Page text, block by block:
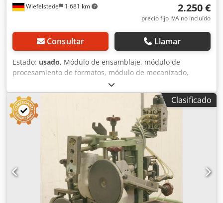
Wiefelstede 1.681 km 2.250 €
precio fijo IVA no incluído
Consultar Llamar
Estado: usado, Módulo de ensamblaje, módulo de
procesamiento de formatos, módulo de mecanizado,
módulo de fresado, módulo de fresado de formas, módulo
de fresado de ensamblaje, módulo de corte, perfilador de
doble extremo, máquina de procesamiento de cantos,
motor de ranurado, motor de mecanizado, motor de
fresado para máquina de procesamiento de cantos -
Módulo de fresado HOMAG: para el procesamiento de
formatos -con guía de cola de milano reforzada -1 motor
Perske -con eje largo -Tipo de motor: KNS 70.12-2DF -
Potencia: 5,5/8,0 kW Chedpfjb Uhvtjx Am Tja -Voltaje:
220/380 V -Frecuencia: 50/100 Hz -Velocidad: 2870/5880
rpm -Otros motores con diferentes potencias disponibles
con un recargo -Dimensiones: 1250/1350/A600 mm -Peso:
Clasificado